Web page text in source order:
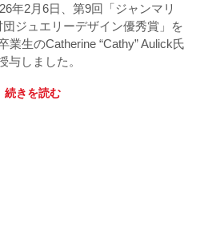
年2月6日、第9回「ジャンマリ
ジュエリーデザイン優秀賞」を
業生のCatherine “Cathy” Aulick氏
与しました。
続きを読む